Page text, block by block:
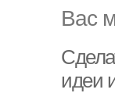
Вас
идеи